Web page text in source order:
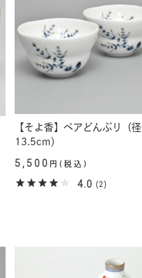
【そよ香】ペアどんぶり（径
13.5cm）
5,500 円(税込)
4.0 (2)